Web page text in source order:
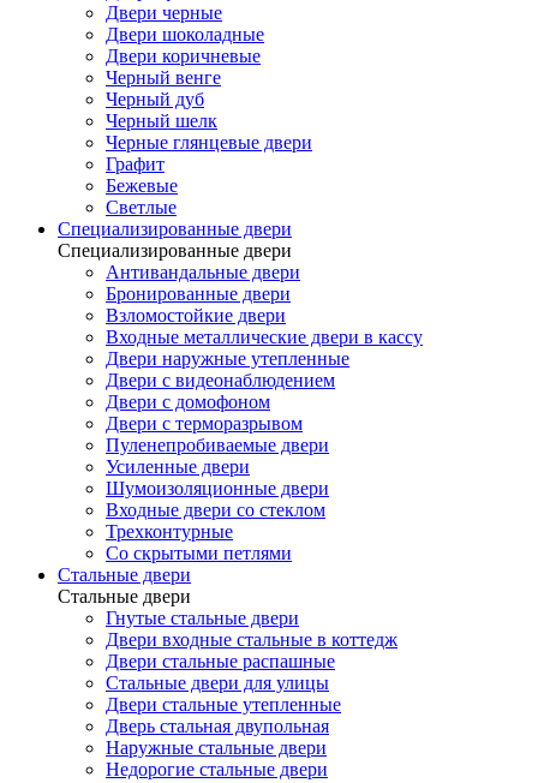
Двери черные
Двери шоколадные
Двери коричневые
Черный венге
Черный дуб
Черный шелк
Черные глянцевые двери
Графит
Бежевые
Светлые
Специализированные двери
Специализированные двери
Антивандальные двери
Бронированные двери
Взломостойкие двери
Входные металлические двери в кассу
Двери наружные утепленные
Двери с видеонаблюдением
Двери с домофоном
Двери с терморазрывом
Пуленепробиваемые двери
Усиленные двери
Шумоизоляционные двери
Входные двери со стеклом
Трехконтурные
Со скрытыми петлями
Стальные двери
Стальные двери
Гнутые стальные двери
Двери входные стальные в коттедж
Двери стальные распашные
Стальные двери для улицы
Двери стальные утепленные
Дверь стальная двупольная
Наружные стальные двери
Недорогие стальные двери